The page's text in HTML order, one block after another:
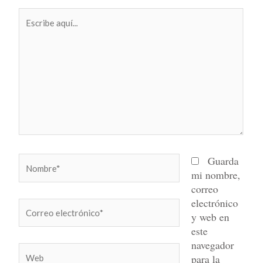
aquí...
electrónico*
Guarda
mi nombre,
correo
electrónico
y web en
este
navegador
para la